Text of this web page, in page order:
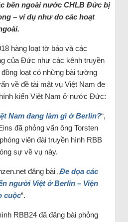
bên ngoài nước CHLB Đức bị
– ví dụ như do các hoạt
hàng loạt tờ báo và các
của Đức như các kênh truyền
loạt có những bài tường
về đề tài mật vụ Việt Nam đe
kiến Việt Nam ở nước Đức:
Nam đang làm gì ở Berlin?“,
đã phỏng vấn ông Torsten
viên đài truyền hình RBB
sự về vụ này.
đăng bài „Đe dọa các
người Việt ở Berlin – Viện
cuộc“.
RBB24 đã đăng bài phỏng